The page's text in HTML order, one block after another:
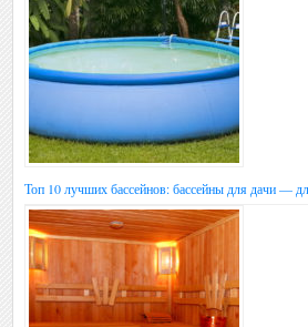
Топ 10 лучших бассейнов: бассейны для дачи —